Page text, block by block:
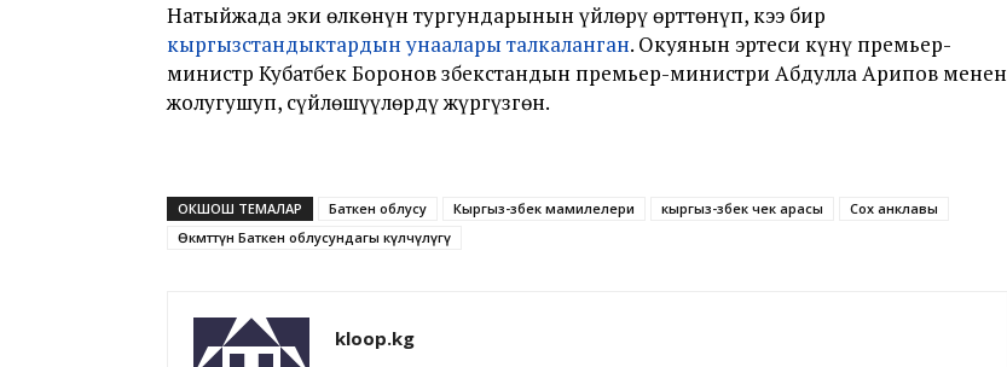
Натыйжада эки өлкөнүн тургундарынын үйлөрү өрттөнүп, кээ бир
кыргызстандыктардын унаалары талкаланган. Окуянын эртеси күнү премьер-
министр Кубатбек Боронов Өзбекстандын премьер-министри Абдулла Арипов менен
жолугушуп, сүйлөшүүлөрдү жүргүзгөн.
ОКШОШ ТЕМАЛАР Баткен облусу Кыргыз-өзбек мамилелери кыргыз-өзбек чек арасы
Сох анклавы
Өкмөттүн Баткен облусундагы өкүлчүлүгү
kloop.kg